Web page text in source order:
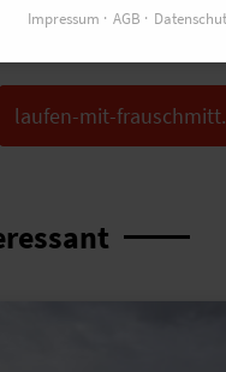
laufen-mit-
Impressum AGB